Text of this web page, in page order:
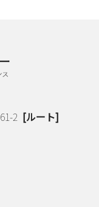
2 [ルート]